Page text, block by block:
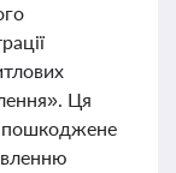
Ця
пошкоджене